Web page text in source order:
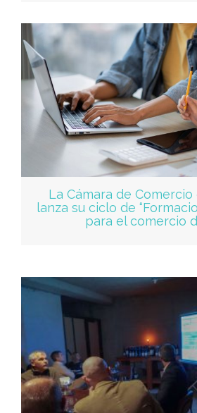
La Cámara de
lanza su ciclo de
para el comercio